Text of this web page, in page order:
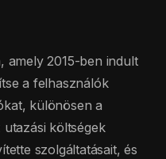
amely 2015-ben indult
a felhasználók
különösen a
költségek
szolgáltatásait, és